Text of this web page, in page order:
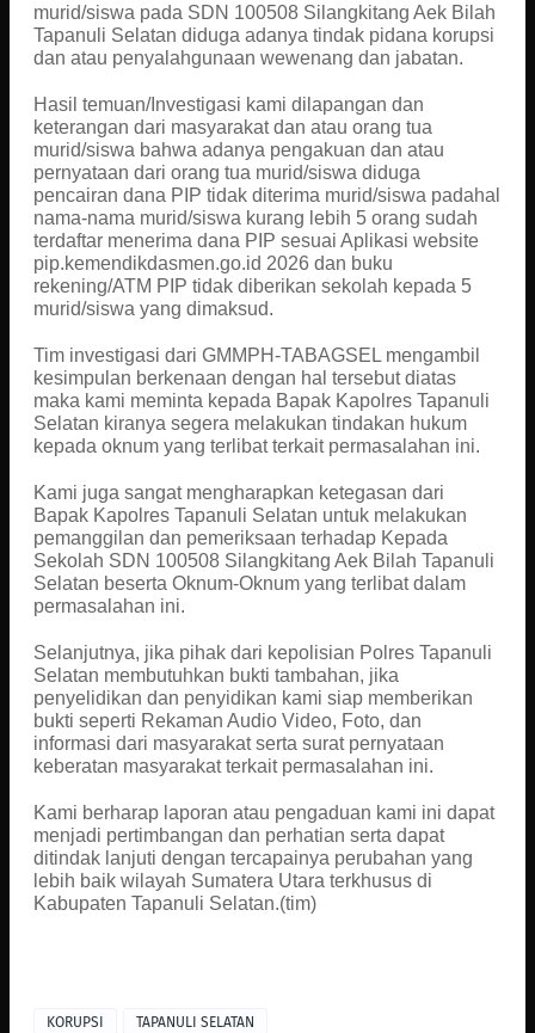
murid/siswa pada SDN 100508 Silangkitang Aek Bilah
Tapanuli Selatan diduga adanya tindak pidana korupsi
dan atau penyalahgunaan wewenang dan jabatan.
Hasil temuan/Investigasi kami dilapangan dan
keterangan dari masyarakat dan atau orang tua
murid/siswa bahwa adanya pengakuan dan atau
pernyataan dari orang tua murid/siswa diduga
pencairan dana PIP tidak diterima murid/siswa padahal
nama-nama murid/siswa kurang lebih 5 orang sudah
terdaftar menerima dana PIP sesuai Aplikasi website
pip.kemendikdasmen.go.id 2026 dan buku
rekening/ATM PIP tidak diberikan sekolah kepada 5
murid/siswa yang dimaksud.
Tim investigasi dari GMMPH-TABAGSEL mengambil
kesimpulan berkenaan dengan hal tersebut diatas
maka kami meminta kepada Bapak Kapolres Tapanuli
Selatan kiranya segera melakukan tindakan hukum
kepada oknum yang terlibat terkait permasalahan ini.
Kami juga sangat mengharapkan ketegasan dari
Bapak Kapolres Tapanuli Selatan untuk melakukan
pemanggilan dan pemeriksaan terhadap Kepada
Sekolah SDN 100508 Silangkitang Aek Bilah Tapanuli
Selatan beserta Oknum-Oknum yang terlibat dalam
permasalahan ini.
Selanjutnya, jika pihak dari kepolisian Polres Tapanuli
Selatan membutuhkan bukti tambahan, jika
penyelidikan dan penyidikan kami siap memberikan
bukti seperti Rekaman Audio Video, Foto, dan
informasi dari masyarakat serta surat pernyataan
keberatan masyarakat terkait permasalahan ini.
Kami berharap laporan atau pengaduan kami ini dapat
menjadi pertimbangan dan perhatian serta dapat
ditindak lanjuti dengan tercapainya perubahan yang
lebih baik wilayah Sumatera Utara terkhusus di
Kabupaten Tapanuli Selatan.(tim)
KORUPSI TAPANULI SELATAN